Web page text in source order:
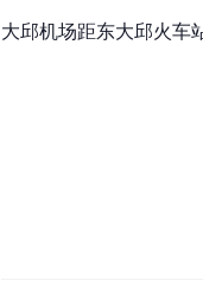
大邱机场距东大邱火车